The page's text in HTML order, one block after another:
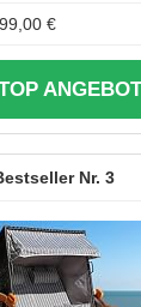
99,00 €
3